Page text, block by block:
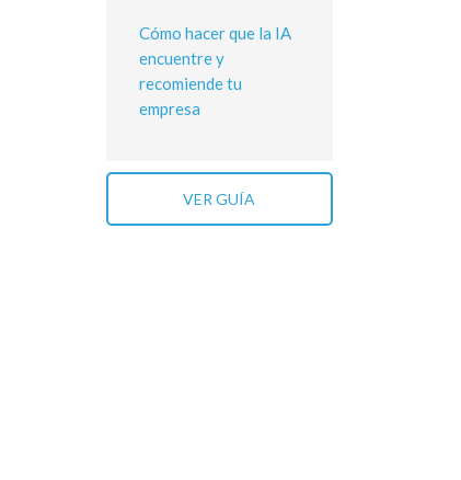
Cómo hacer que la IA
encuentre y
recomiende tu
empresa
VER GUÍA